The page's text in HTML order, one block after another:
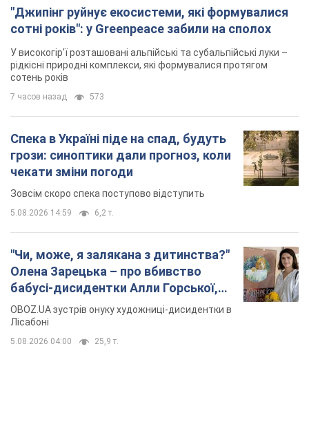
грози: синоптики дали прогноз, коли
чекати зміни погоди
Зовсім скоро спека поступово відступить
5.08.2026 14:59
"Чи, може, я залякана з дитинства?"
Олена Зарецька – про вбивство
бабусі-дисидентки Алли Горської,
критику Дмитра Стуса та втечу в
OBOZ.UA зустрів онуку художниці-дисидентки в